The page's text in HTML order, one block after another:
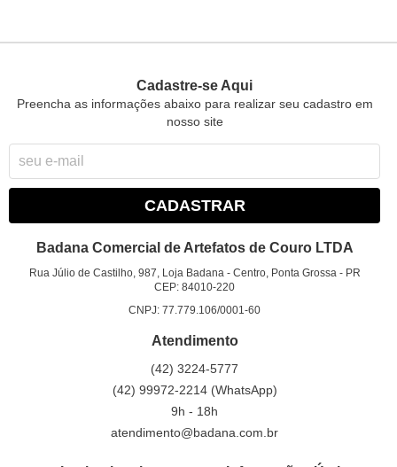
Cadastre-se Aqui
Preencha as informações abaixo para realizar seu cadastro em
nosso site
CADASTRAR
Badana Comercial de Artefatos de Couro LTDA
Rua Júlio de Castilho, 987, Loja Badana - Centro, Ponta Grossa - PR
CEP: 84010-220
CNPJ: 77.779.106/0001-60
Atendimento
(42) 3224-5777
(42) 99972-2214 (WhatsApp)
9h - 18h
atendimento@badana.com.br